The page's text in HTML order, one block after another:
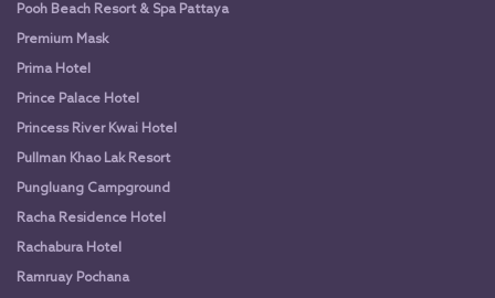
Pooh Beach Resort & Spa Pattaya
Premium Mask
Prima Hotel
Prince Palace Hotel
Princess River Kwai Hotel
Pullman Khao Lak Resort
Pungluang Campground
Racha Residence Hotel
Rachabura Hotel
Ramruay Pochana